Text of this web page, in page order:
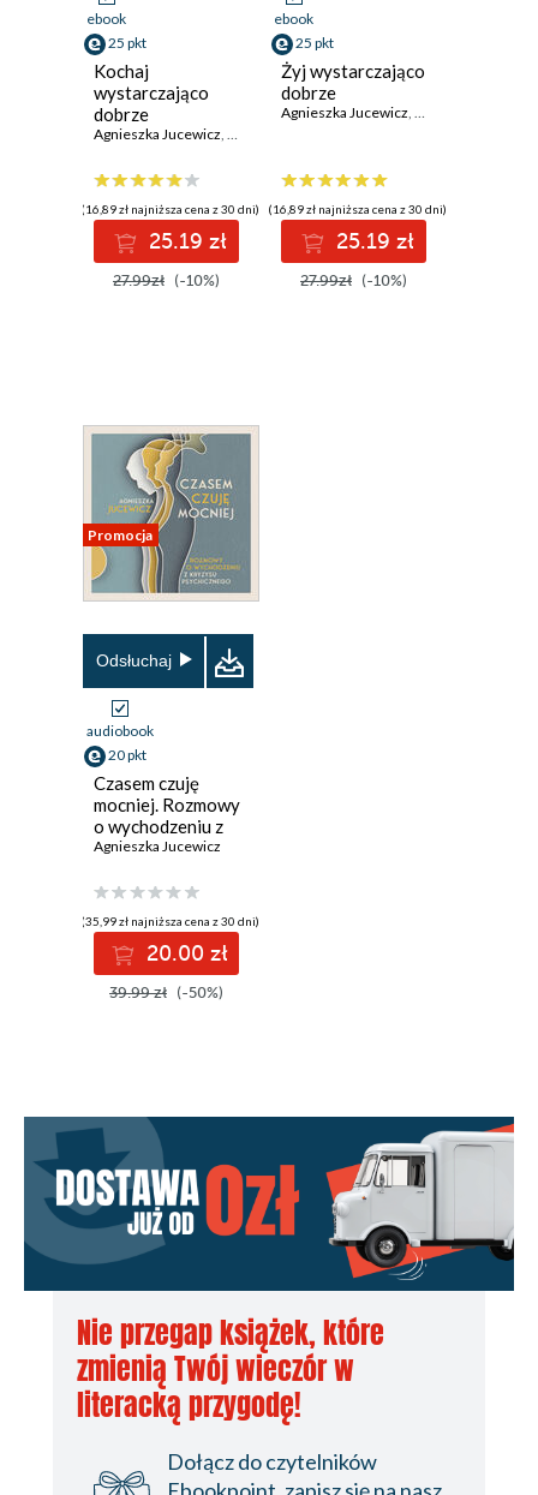
ebook
25 pkt
Kochaj
wystarczająco
dobrze
Agnieszka Jucewicz, Grzegorz Sroczyński
(16,89 zł najniższa cena z 30 dni)
25.19 zł
27.99zł (-10%)
ebook
25 pkt
Żyj wystarczająco
dobrze
Agnieszka Jucewicz, Grzegorz
(16,89 zł najniższa cena z 30 dni)
25.19 zł
27.99zł (-10%)
Promocja
Odsłuchaj
audiobook
20 pkt
Czasem czuję
mocniej. Rozmowy
o wychodzeniu z
kryzysu
Agnieszka Jucewicz
(35,99 zł najniższa cena z 30 dni)
20.00 zł
39.99 zł (-50%)
Nie przegap książek, które
zmienią Twój wieczór w
literacką przygodę!
Dołącz do czytelników